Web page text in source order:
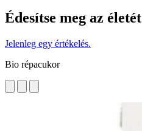
Édesítse meg az életét
Jelenleg egy értékelés.
Bio répacukor